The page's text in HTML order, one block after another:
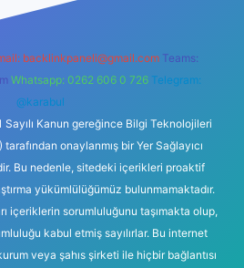
backlinkpaneli@gmail.com Teams:
Whatsapp: 0262 606 0 726 Telegram:
@karabul
Sayılı Kanun gereğince Bilgi Teknolojileri
onaylanmış bir Yer Sağlayıcı
Bu nedenle, sitedeki içerikleri proaktif
yükümlülüğümüz bulunmamaktadır.
içeriklerin sorumluluğunu taşımakta olup,
kabul etmiş sayılırlar. Bu internet
veya şahıs şirketi ile hiçbir bağlantısı